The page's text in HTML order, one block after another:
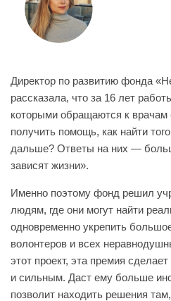
Директор по развитию фонда
рассказала, что за 16 лет
которыми обращаются к врачам
получить помощь, как найти
дальше? Ответы на них —
зависят жизни».
Именно поэтому фонд решил
людям, где они могут найти
одновременно укрепить
волонтеров и всех
этот проект, эта премия
и сильным. Даст ему больше
позволит находить решения